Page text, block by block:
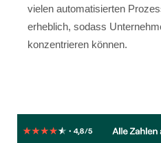
vielen automatisierten
erheblich, sodass
konzentrieren können.